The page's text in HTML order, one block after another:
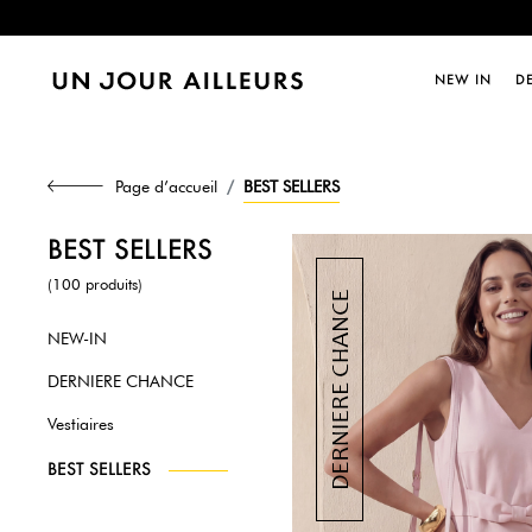
NEW IN
Page d’accueil BEST SELLERS
BEST SELLERS
(100 produits)
NEW-IN
DERNIERE CHANCE
Vestiaires
BEST SELLERS